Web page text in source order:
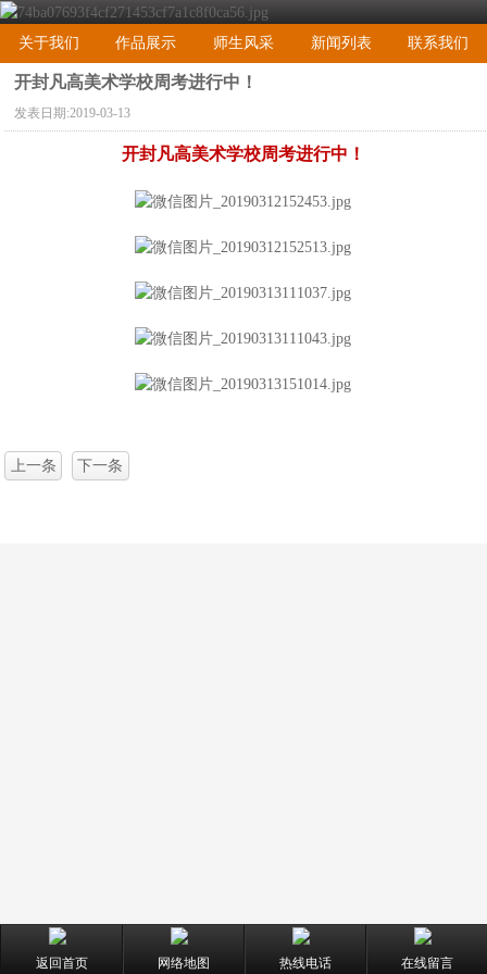
关于我们 作品展示 师生风采 新闻列表 联系我们
​开封凡高美术学校周考进行中！
发表日期:2019-03-13
开封凡高美术学校周考进行中！
上一条 下一条
返回首页 网络地图 热线电话 在线留言